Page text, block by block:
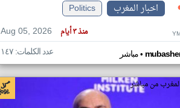
اخبار المغرب
Politics
Aug 05, 2026
منذ ٣ أيام
مباشر• عدد الكلمات: ١٤٧
من مباشر